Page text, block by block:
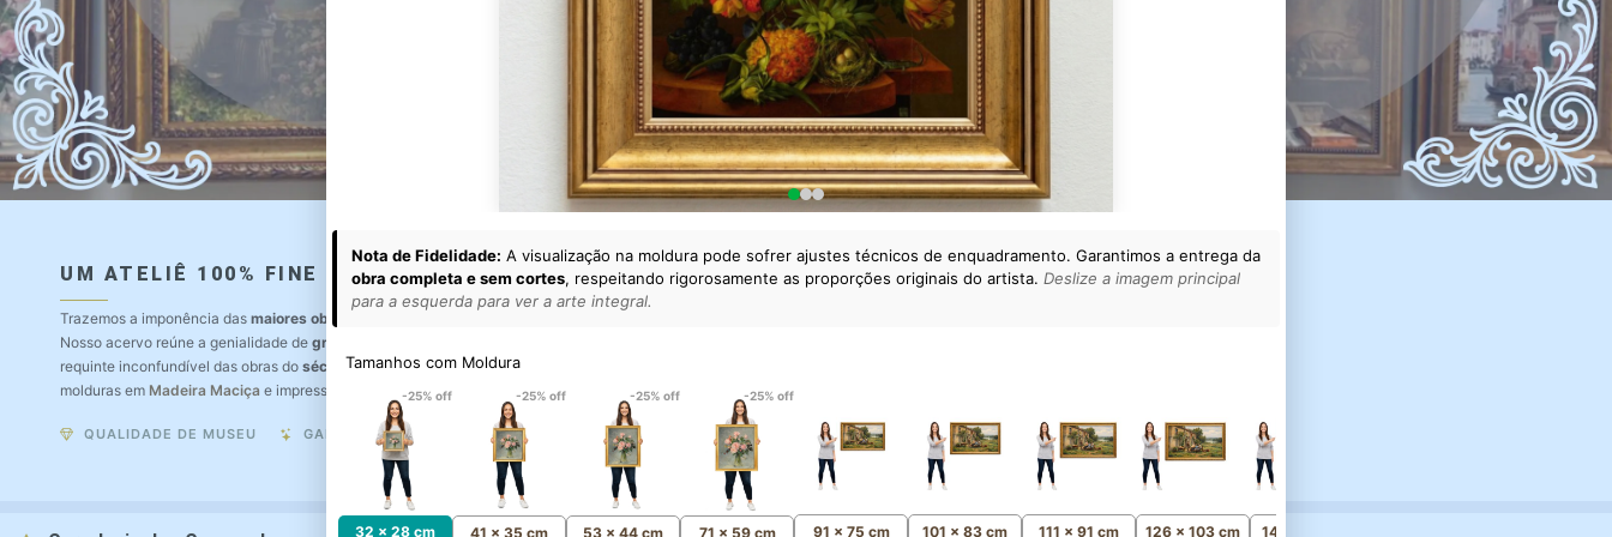
UM ATELIÊ 100% FINE ART
Trazemos a imponência das maiores obras de arte do mundo
Nosso acervo reúne a genialidade de grandes pintores renomados
requinte inconfundível das obras do século XIX. Produção artesanal em
molduras em Madeira Maciça e impressão com Pigmentação Mineral.
QUALIDADE DE MUSEU GARANTIA ETERNA
Nota de Fidelidade: A visualização na moldura pode sofrer ajustes técnicos de enquadramento. Garantimos a entrega da
obra completa e sem cortes, respeitando rigorosamente as proporções originais do artista. Deslize a imagem principal
para a esquerda para ver a arte integral.
Tamanhos com Moldura
-25% off
32 x 28 cm
-25% off
41 x 35 cm
-25% off
53 x 44 cm
-25% off
71 x 59 cm 91 x 75 cm 101 x 83 cm 111 x 91 cm 126 x 103 cm 141 x 115 cm